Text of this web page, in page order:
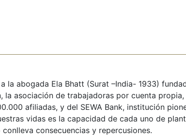
la abogada Ela Bhatt (Surat –India- 1933)
la asociación de trabajadoras por cuenta
afiliadas, y del SEWA Bank, institución
vidas es la capacidad de cada uno de
consecuencias y repercusiones.